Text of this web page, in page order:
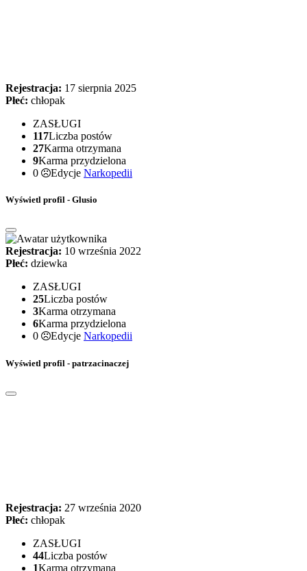
Rejestracja: 17 sierpnia 2025
Płeć: chłopak
ZASŁUGI
117Liczba postów
27Karma otrzymana
9Karma przydzielona
0
Edycje Narkopedii
Wyświetl profil - Glusio
Rejestracja: 10 września 2022
Płeć: dziewka
ZASŁUGI
25Liczba postów
3Karma otrzymana
6Karma przydzielona
0
Edycje Narkopedii
Wyświetl profil - patrzacinaczej
Rejestracja: 27 września 2020
Płeć: chłopak
ZASŁUGI
44Liczba postów
1Karma otrzymana